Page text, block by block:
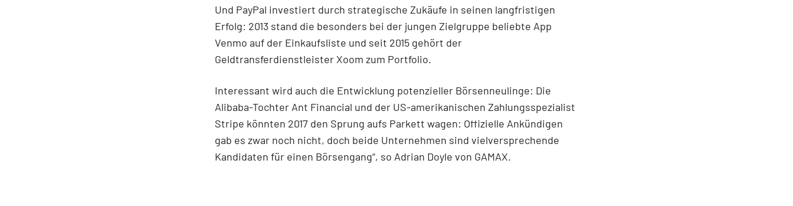
Und PayPal investiert durch strategische Zukäufe in seinen langfristigen
Erfolg: 2013 stand die besonders bei der jungen Zielgruppe beliebte App
Venmo auf der Einkaufsliste und seit 2015 gehört der
Geldtransferdienstleister Xoom zum Portfolio.
Interessant wird auch die Entwicklung potenzieller Börsenneulinge: Die
Alibaba-Tochter Ant Financial und der US-amerikanischen Zahlungsspezialist
Stripe könnten 2017 den Sprung aufs Parkett wagen: Offizielle Ankündigen
gab es zwar noch nicht, doch beide Unternehmen sind vielversprechende
Kandidaten für einen Börsengang“, so Adrian Doyle von GAMAX.